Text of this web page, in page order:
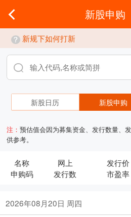
新股申购
新规下如何打新
新股日历 新股申购
注：预估值会因为募集资金、发行数量、
供参考。
名称
申购码
网上
发行数
发行价
市盈率
2026年08月20日 周四